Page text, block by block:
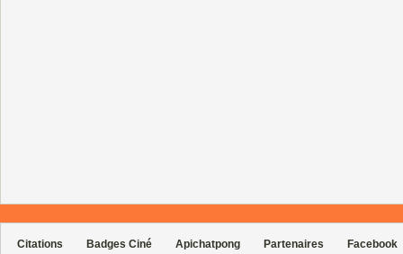
Citations Badges Ciné Apichatpong Partenaires Facebook